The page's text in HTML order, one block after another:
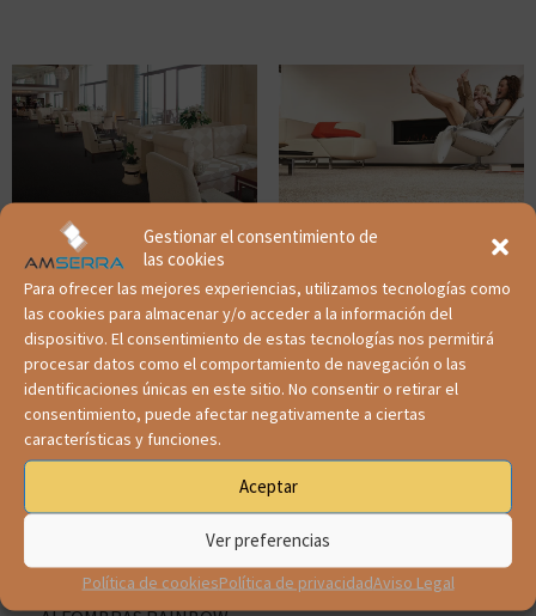
Gestionar el consentimiento de
las cookies
Para ofrecer las mejores experiencias, utilizamos tecnologías como
las cookies para almacenar y/o acceder a la información del
dispositivo. El consentimiento de estas tecnologías nos permitirá
procesar datos como el comportamiento de navegación o las
identificaciones únicas en este sitio. No consentir o retirar el
consentimiento, puede afectar negativamente a ciertas
características y funciones.
Aceptar
Ver preferencias
Política de cookiesPolítica de privacidadAviso Legal
INSTALACIONES DE
MOQUETAS, HOTELES Y
OFICINAS
MOQUETAS A PARTICULARES